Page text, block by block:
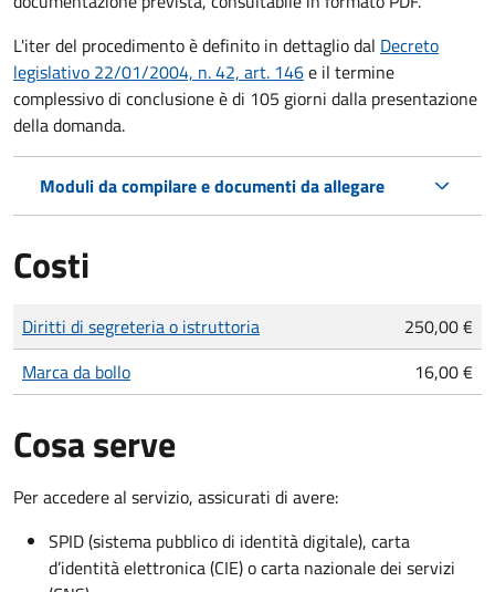
L'iter del procedimento è definito in dettaglio dal Decreto
legislativo 22/01/2004, n. 42, art. 146e il termine
complessivo di conclusione è di 105 giorni dalla presentazione
della domanda.
Moduli da compilare e documenti da allegare
Costi
Tipo di pagamento
Importo
Diritti di segreteria o istruttoria
250,00 €
Marca da bollo
16,00 €
Cosa serve
Per accedere al servizio, assicurati di avere:
SPID (sistema pubblico di identità digitale), carta
d’identità elettronica (CIE) o carta nazionale dei servizi